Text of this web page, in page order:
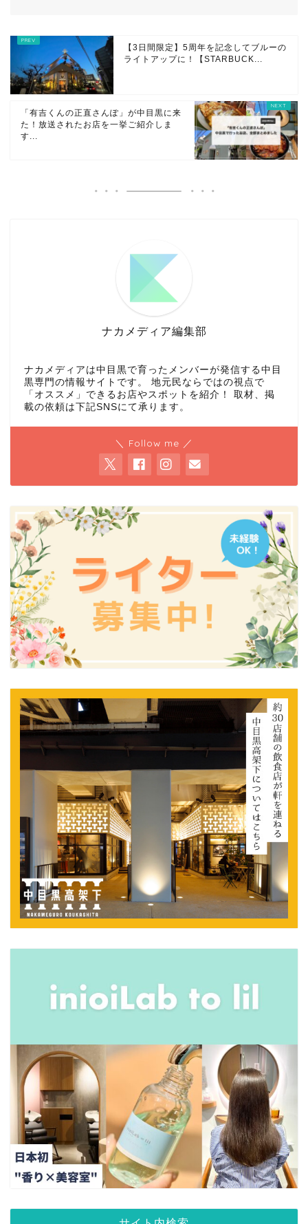
【3日間限定】5周年を記念してブルーの
ライトアップに！【STARBUCK...
「有吉くんの正直さんぽ」が中目黒に来
た！放送されたお店を一挙ご紹介しま
す...
ナカメディア編集部
ナカメディアは中目黒で育ったメンバーが発信する中目
黒専門の情報サイトです。 地元民ならではの視点で
「オススメ」できるお店やスポットを紹介！ 取材、掲
載の依頼は下記SNSにて承ります。
＼ Follow me ／